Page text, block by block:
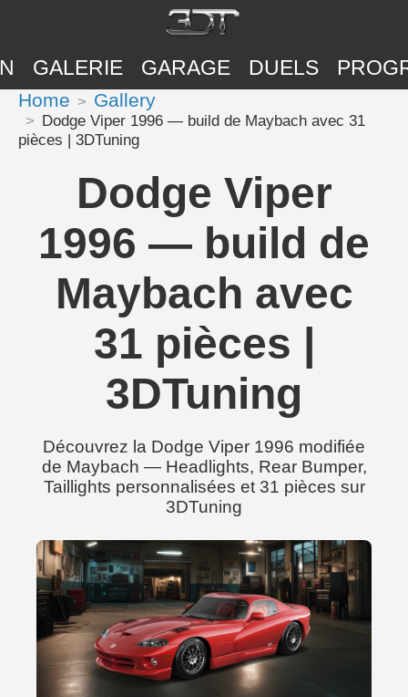
GALERIE GARAGE DUELS
Home Gallery
Dodge Viper 1996 — build de Maybach avec 31
pièces | 3DTuning
Dodge Viper
1996 — build de
Maybach avec
31 pièces |
3DTuning
Découvrez la Dodge Viper 1996 modifiée
de Maybach — Headlights, Rear Bumper,
Taillights personnalisées et 31 pièces sur
3DTuning